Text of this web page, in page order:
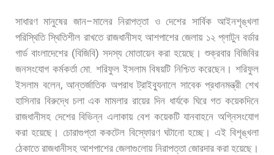
সাধারণ মানুষের জান–মালের নিরাপত্তা ও দেশের সার্বিক আইনশৃঙ্খলা
পরিস্থিতি স্থিতিশীল রাখতে রাজধানীসহ আশপাশের জেলায় ১২ প্লাটুন বর্ডার
গার্ড বাংলাদেশের(বিজিবি) সদস্য মোতায়েন করা হয়েছে। শুক্রবার বিজিবির
জনসংযোগ কর্মকর্তা মো শরিফুল ইসলাম বিষয়টি নিশ্চিত করেছেন। শরিফুল
ইসলাম বলেন,আন্তর্জাতিক অপরাধ ট্রাইব্যুনালে সাবেক প্রধানমন্ত্রী শেখ
হাসিনার বিরুদ্ধে চলা এক মামলার রায়ের দিন ধার্যকে ঘিরে গত কয়েকদিনে
রাজধানীসহ দেশের বিভিন্ন এলাকায় বেশ কয়েকটি যানবাহনে অগ্নিসংযোগ
করা হয়েছে। চোরাগুপ্তা ককটেল বিস্ফোরণ ঘটানো হচ্ছে। এই বিশৃঙ্খলা
ঠেকাতে রাজধানীসহ আশপাশের জেলাগুলোয় নিরাপত্তা জোরদার করা হয়েছে।